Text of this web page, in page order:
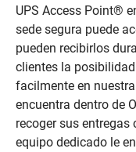
UPS Access Point®
sede segura puede
pueden recibirlos
clientes la
facilmente en
encuentra dentro de
recoger sus
equipo dedicado le